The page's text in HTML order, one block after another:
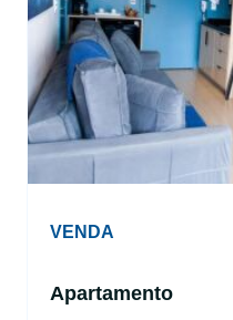
VENDA
Apartamento